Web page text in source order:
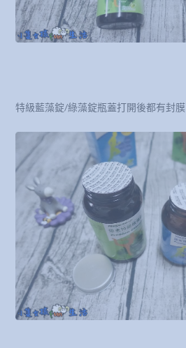
特級藍藻錠/綠藻錠瓶蓋打開後都有封膜